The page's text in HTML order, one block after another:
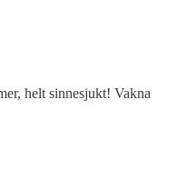
helt sinnesjukt! Vakna